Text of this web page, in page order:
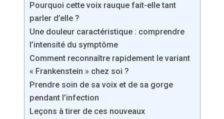
Pourquoi cette voix rauque fait-elle tant
parler d’elle ?
Une douleur caractéristique : comprendre
l’intensité du symptôme
Comment reconnaître rapidement le variant
« Frankenstein » chez soi ?
Prendre soin de sa voix et de sa gorge
pendant l’infection
Leçons à tirer de ces nouveaux